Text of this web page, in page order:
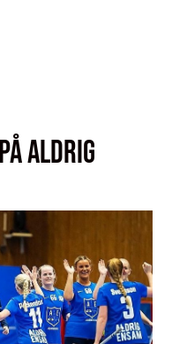
ALDRIG